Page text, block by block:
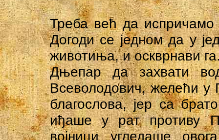
Треба већ да испричамо
Догоди се једном да у
животиња, и оскврнави
Дњепар да захвати
Всеволодович, желећи у
благослова, јер са
иђаше у рат противу
војници угледаше